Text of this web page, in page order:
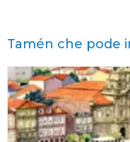
Tamén che pode